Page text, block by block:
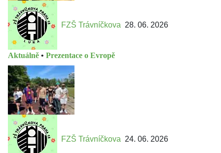
FZŠ Trávníčkova 28. 06. 2026
Aktuálně • Prezentace o Evropě
FZŠ Trávníčkova 24. 06. 2026